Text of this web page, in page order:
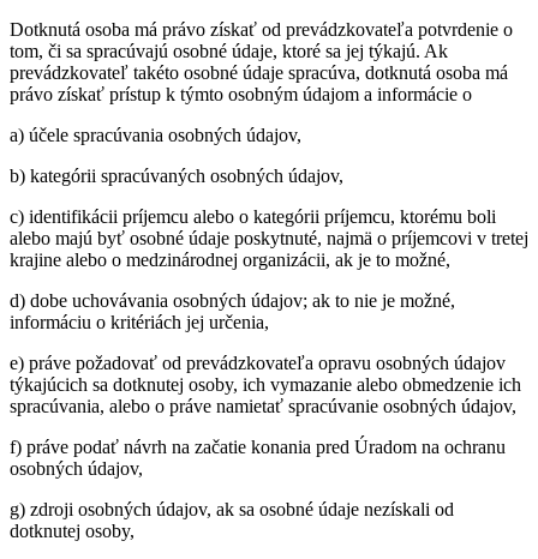
Dotknutá osoba má právo získať od prevádzkovateľa potvrdenie o
tom, či sa spracúvajú osobné údaje, ktoré sa jej týkajú. Ak
prevádzkovateľ takéto osobné údaje spracúva, dotknutá osoba má
právo získať prístup k týmto osobným údajom a informácie o
a) účele spracúvania osobných údajov,
b) kategórii spracúvaných osobných údajov,
c) identifikácii príjemcu alebo o kategórii príjemcu, ktorému boli
alebo majú byť osobné údaje poskytnuté, najmä o príjemcovi v tretej
krajine alebo o medzinárodnej organizácii, ak je to možné,
d) dobe uchovávania osobných údajov; ak to nie je možné,
informáciu o kritériách jej určenia,
e) práve požadovať od prevádzkovateľa opravu osobných údajov
týkajúcich sa dotknutej osoby, ich vymazanie alebo obmedzenie ich
spracúvania, alebo o práve namietať spracúvanie osobných údajov,
f) práve podať návrh na začatie konania pred Úradom na ochranu
osobných údajov,
g) zdroji osobných údajov, ak sa osobné údaje nezískali od
dotknutej osoby,